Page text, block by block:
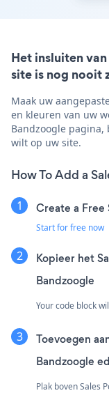
Het insluiten
site is nog nooit
Maak uw
en kleuren van uw
Bandzoogle
wilt op uw site.
How To Add a
Create a Free
Start for free now
Kopieer het
Bandzoogle
Your code block
Toevoegen
Bandzoogle
Plak boven Sales